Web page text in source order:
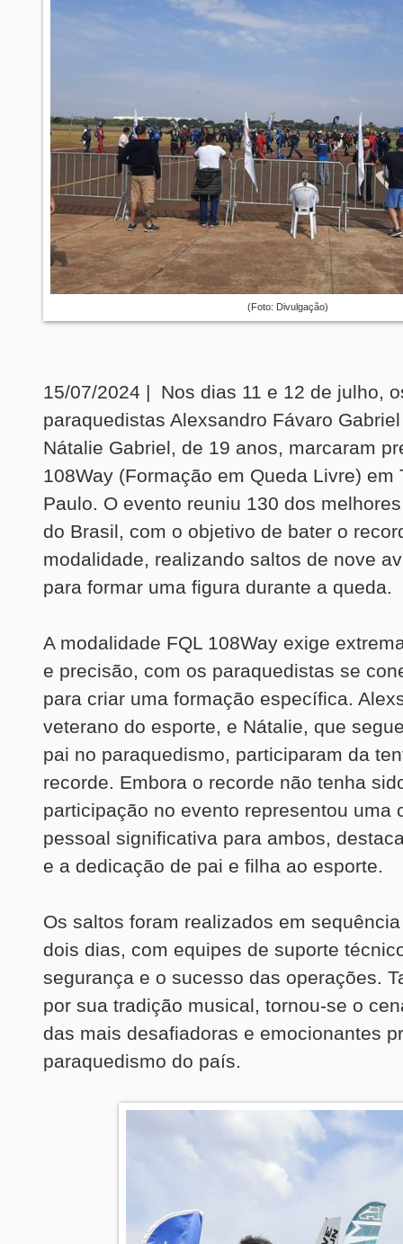
(Foto: Divulgação)
15/07/2024 | Nos dias 11 e 12 de julho,
paraquedistas Alexsandro Fávaro
Nátalie Gabriel, de 19 anos, marcaram
108Way (Formação em Queda Livre) em
Paulo. O evento reuniu 130 dos
do Brasil, com o objetivo de bater o
modalidade, realizando saltos de nove
para formar uma figura durante a queda.
A modalidade FQL 108Way exige
e precisão, com os paraquedistas se
para criar uma formação específica.
veterano do esporte, e Nátalie, que
pai no paraquedismo, participaram da
recorde. Embora o recorde não tenha
participação no evento representou uma
pessoal significativa para ambos,
e a dedicação de pai e filha ao esporte.
Os saltos foram realizados em
dois dias, com equipes de suporte
segurança e o sucesso das operações.
por sua tradição musical, tornou-se o
das mais desafiadoras e emocionantes
paraquedismo do país.